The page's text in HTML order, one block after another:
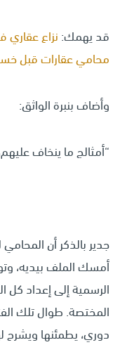
قد يهمك: نزاع
محامي عقارات قبل
وأضاف بنبرة الواثق:
“أمثالج ما ينخاف
جدير بالذكر أن
أمسك الملف بيديه،
الرسمية إلى إعداد كل
المختصة. طوال تلك
دوري، يطمئنها ويشرح